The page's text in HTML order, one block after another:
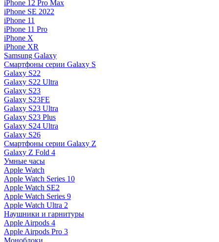
iPhone 12 Pro Max
iPhone SE 2022
iPhone 11
iPhone 11 Pro
iPhone X
iPhone XR
Samsung Galaxy
Смартфоны серии Galaxy S
Galaxy S22
Galaxy S22 Ultra
Galaxy S23
Galaxy S23FE
Galaxy S23 Ultra
Galaxy S23 Plus
Galaxy S24 Ultra
Galaxy S26
Смартфоны серии Galaxy Z
Galaxy Z Fold 4
Умные часы
Apple Watch
Apple Watch Series 10
Apple Watch SE2
Apple Watch Series 9
Apple Watch Ultra 2
Наушники и гарнитуры
Apple Airpods 4
Apple Airpods Pro 3
Моноблоки